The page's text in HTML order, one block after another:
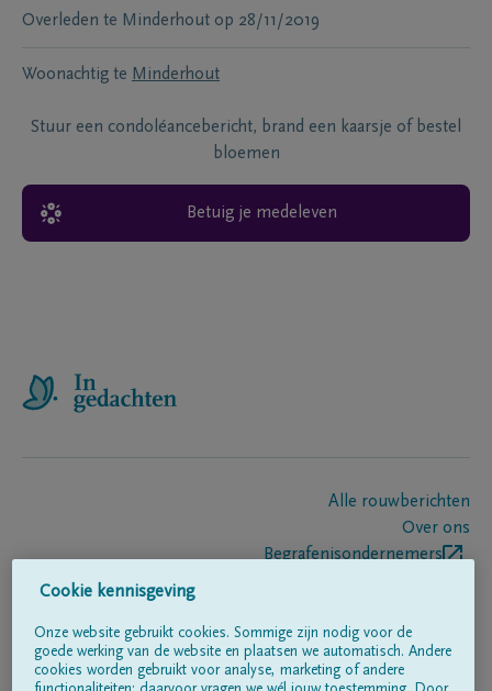
Overleden te Minderhout op 28/11/2019
Woonachtig te Minderhout
Stuur een condoléancebericht, brand een kaarsje of bestel
bloemen
Betuig je medeleven
Alle rouwberichten
Over ons
Begrafenisondernemers
Volg ons op
Cookie kennisgeving
Onze website gebruikt cookies. Sommige zijn nodig voor de
goede werking van de website en plaatsen we automatisch. Andere
cookies worden gebruikt voor analyse, marketing of andere